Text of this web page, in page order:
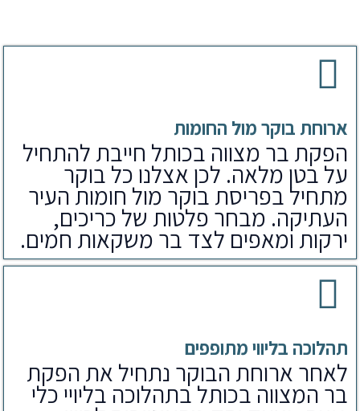
ארוחת בוקר מול החומות
הפקת בר מצווה בכותל חייבת להתחיל
על בטן מלאה. לכן אצלנו כל בוקר
מתחיל בפריסת בוקר מול חומות העיר
העתיקה. מבחר פלטות של כריכים,
ירקות ומאפים לצד בר משקאות חמים.
תהלוכה בליווי מתופפים
לאחר ארוחת הבוקר נתחיל את הפקת
בר המצווה בכותל בתהלוכה בליויי כלי